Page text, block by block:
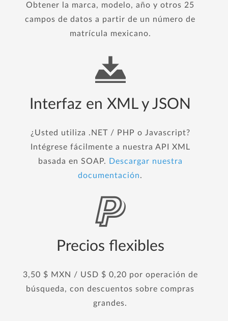
Obtener la marca, modelo, año y otros 25
campos de datos a partir de un número de
matrícula mexicano.
Interfaz en XML y JSON
¿Usted utiliza .NET / PHP o Javascript?
Intégrese fácilmente a nuestra API XML
basada en SOAP.
Descargar nuestra
documentación.
Precios flexibles
3,50 $ MXN / USD $ 0,20 por operación de
búsqueda, con descuentos sobre compras
grandes.